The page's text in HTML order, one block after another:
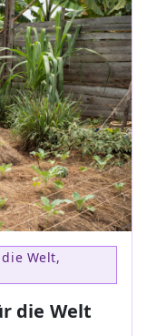
Welt,
die Welt